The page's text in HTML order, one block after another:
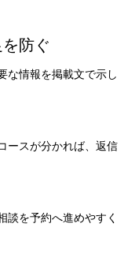
防ぐ
な情報を掲載文で示し
ースが分かれば、返信
談を予約へ進めやすく